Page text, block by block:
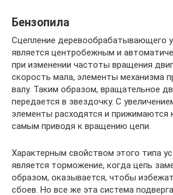
Бензопила
Сцепление деревообрабатывающего
является центробежным и
при изменении частоты вращения
скорость мала, элементы механизма
валу. Таким образом, вращательное
передается в звездочку. С
элементы расходятся и прижимаются
самым приводя к вращению цепи.
Характерным свойством этого типа
является торможение, когда цепь
образом, оказывается, чтобы
сбоев. Но все же эта система